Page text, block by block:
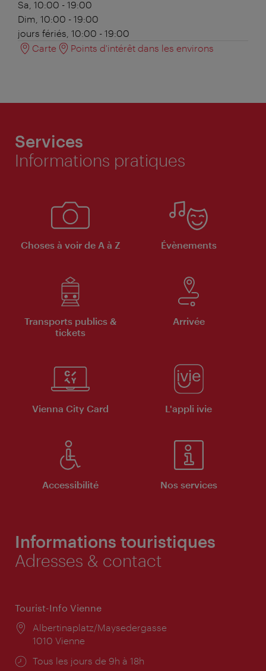
Sa, 10:00 - 19:00
Dim, 10:00 - 19:00
jours fériés, 10:00 - 19:00
Carte
Points d'intérêt dans les environs
Services
Informations pratiques
Choses à voir de A à Z Évènements
Transports publics &
tickets
Arrivée
Vienna City Card L'appli ivie
Accessibilité Nos services
Informations touristiques
Adresses & contact
Tourist-Info Vienne
Lieu:
Albertinaplatz/Maysedergasse
1010 Vienne
Horaires
Tous les jours de 9h à 18h